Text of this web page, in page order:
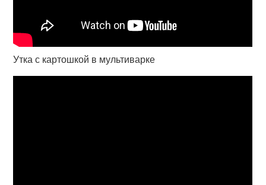
Утка с картошкой в мультиварке